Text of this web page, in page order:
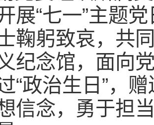
展“七一”主题
鞠躬致哀，共
纪念馆，面向
“政治生日”，
信念，勇于担